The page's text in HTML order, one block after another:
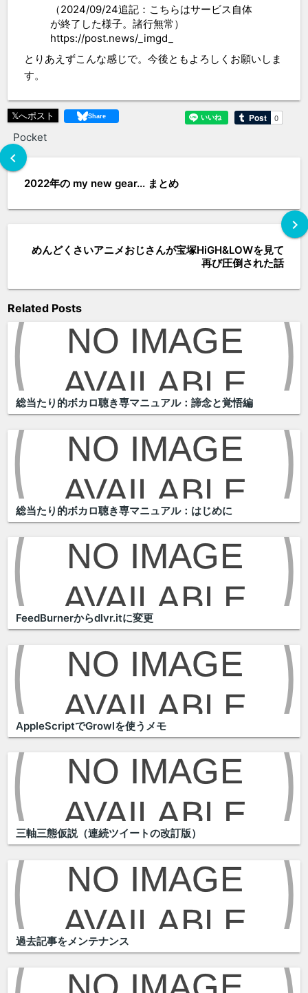
（2024/09/24追記：こちらはサービス自体
が終了した様子。諸行無常）
https://post.news/_imgd_
とりあえずこんな感じで。今後ともよろしくお願いしま
す。
𝕏へポスト
Pocket
chevron_left
2022年の my new gear... まとめ
chevron_right
めんどくさいアニメおじさんが宝塚HiGH&LOWを見て
再び圧倒された話
Related Posts
総当たり的ボカロ聴き専マニュアル：諦念と覚悟編
総当たり的ボカロ聴き専マニュアル：はじめに
FeedBurnerからdlvr.itに変更
AppleScriptでGrowlを使うメモ
三軸三態仮説（連続ツイートの改訂版）
過去記事をメンテナンス